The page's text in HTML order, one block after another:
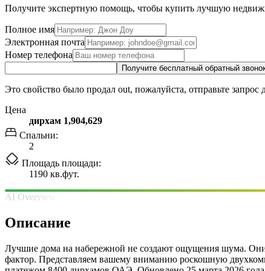
Получите экспертную помощь, чтобы купить лучшую
Полное имя
Электронная почта
Номер телефона
Получите бесплатный обратный
Это свойство было продал out, пожалуйста, отправьте
Цена
дирхам 1,904,629
Спальни:
2
Площадь площади:
1190 кв.фут.
AI Overview
Описание
Лучшие дома на набережной не создают ощущения шума. Они
фактор. Представляем вашему вниманию роскошную